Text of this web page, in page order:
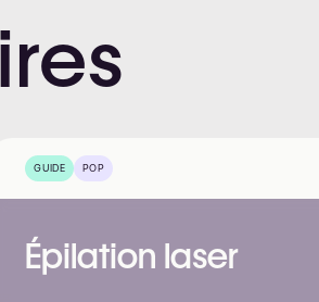
GUIDE POP
Épilation laser